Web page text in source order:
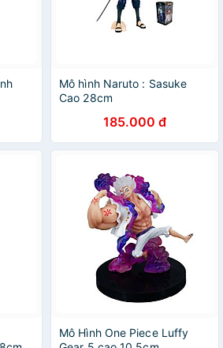
Mô hình Naruto : Sasuke
Cao 28cm
185.000 đ
Mô Hình One Piece Luffy